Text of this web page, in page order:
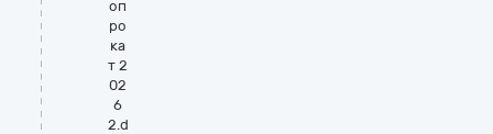
оп
ро
ка
т 2
02
6
2.d